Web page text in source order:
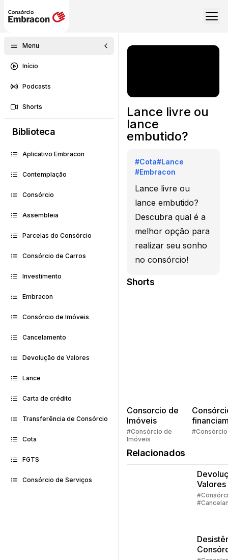
Menu
Início
Podcasts
Shorts
Biblioteca
Aplicativo Embracon
Contemplação
Consórcio
Assembleia
Parcelas do Consórcio
Consórcio de Carros
Investimento
Embracon
Consórcio de Imóveis
Cancelamento
Devolução de Valores
Lance
Carta de crédito
Transferência de Consórcio
Cota
FGTS
Consórcio de Serviços
Lance livre ou
lance
embutido?
#Cota#Lance
#Embracon
Lance livre ou
lance embutido?
Descubra qual é a
melhor opção para
realizar seu sonho
no consórcio!
Shorts
Consorcio de
Imóveis
#Consórcio de
Imóveis
Quem
#Consórcio
Relacionados
Valores
Parte 1